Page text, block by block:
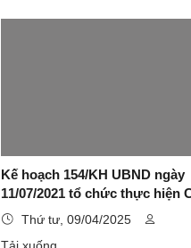
Kế hoạch 154/KH UBND ngày
11/07/2021 tổ chức thực hiện
trình phát triển đô thị tỉnh
giai đoạn 2020 - 2035 (giai
Thứ tư, 09/04/2025
Tải xuống